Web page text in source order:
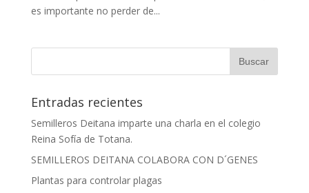
es importante no perder de...
Entradas recientes
Semilleros Deitana imparte una charla en el colegio
Reina Sofía de Totana.
SEMILLEROS DEITANA COLABORA CON D´GENES
Plantas para controlar plagas